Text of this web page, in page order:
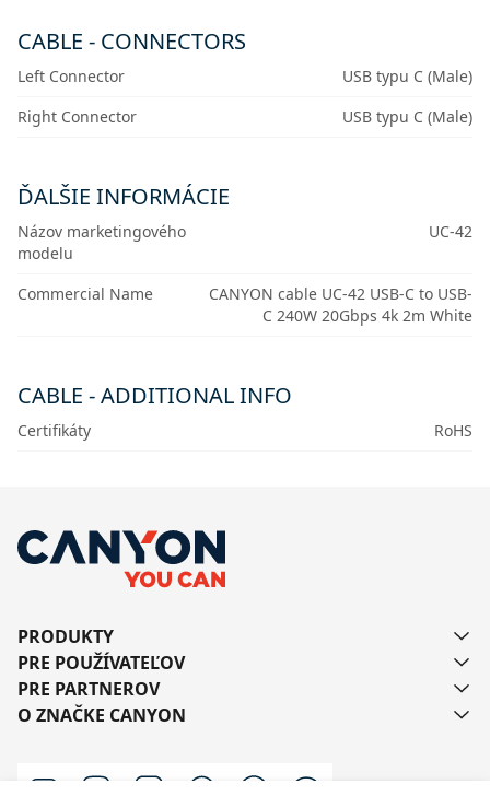
CABLE - CONNECTORS
Left Connector
USB typu C (Male)
Right Connector
USB typu C (Male)
ĎALŠIE INFORMÁCIE
Názov marketingového
modelu
UC-42
Commercial Name
CANYON cable UC-42 USB-C to USB-
C 240W 20Gbps 4k 2m White
CABLE - ADDITIONAL INFO
Certifikáty RoHS
PRODUKTY
PRE POUŽÍVATEĽOV
PRE PARTNEROV
O ZNAČKE CANYON